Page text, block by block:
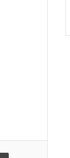
Print